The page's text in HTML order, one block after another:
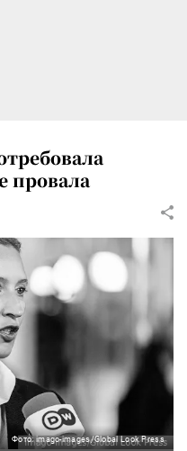
провала
Фото: imago-images/Global Look Press